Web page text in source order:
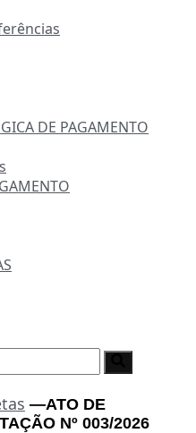
DE PAGAMENTO
—ATO DE
Nº 003/2026